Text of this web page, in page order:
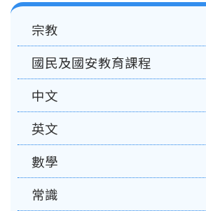
Main
navigation
宗教
國民及國安教育課程
中文
英文
數學
常識